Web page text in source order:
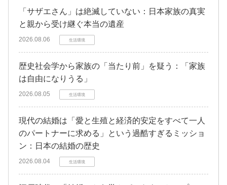
「サザエさん」は絶滅していない：日本家族の真実
と親から受け継ぐ本当の遺産
2026.08.06 生活環境
歴史社会学から家族の「当たり前」を疑う：「家族
は自由になりうる」
2026.08.05 生活環境
現代の結婚は「愛と生殖と経済的安定をすべて一人
のパートナーに求める」という過酷すぎるミッショ
ン：日本の結婚の歴史
2026.08.04 生活環境